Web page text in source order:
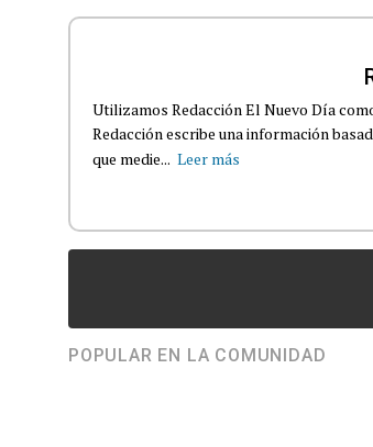
Utilizamos Redacción El Nuevo Día
Redacción escribe una información
que medie... Leer más
POPULAR EN LA COMUNIDAD